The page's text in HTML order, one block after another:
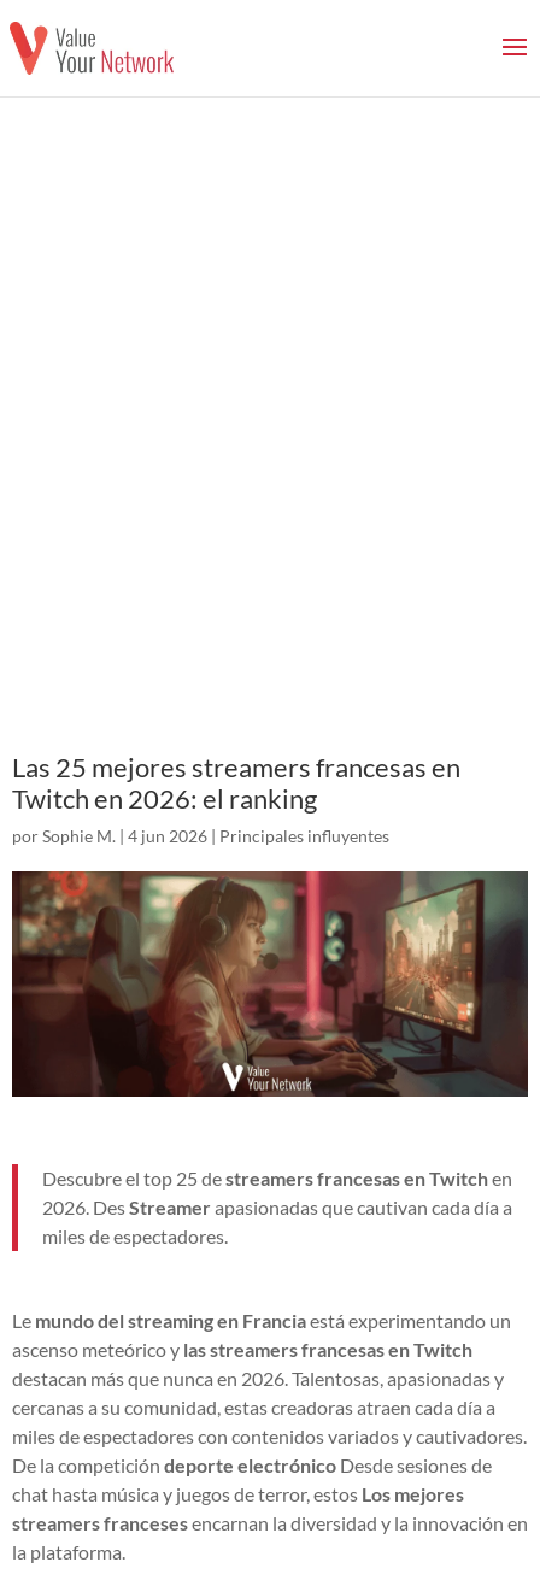
Las 25 mejores streamers francesas en
Twitch en 2026: el ranking
porSophie M. | 4 jun 2026 | Principales influyentes
Descubre el top 25 destreamers francesas en Twitchen
2026. DesStreamerapasionadas que cautivan cada día a
miles de espectadores.
Le mundo del streaming en Franciaestá experimentando un
ascenso meteórico y las streamers francesas en Twitch
destacan más que nunca en 2026. Talentosas, apasionadas y
cercanas a su comunidad, estas creadoras atraen cada día a
miles de espectadores con contenidos variados y cautivadores.
De la competición deporte electrónico Desde sesiones de
chat hasta música y juegos de terror, estos Los mejores
streamers francesesencarnan la diversidad y la innovación en
la plataforma.